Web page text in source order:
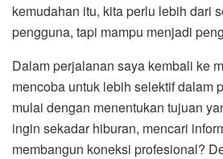
kemudahan itu, kita perlu lebih dari
pengguna, tapi mampu menjadi
Dalam perjalanan saya kembali ke
mencoba untuk lebih selektif dalam
mulai dengan menentukan tujuan
ingin sekadar hiburan, mencari
membangun koneksi profesional?